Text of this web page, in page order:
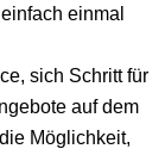
einmal
sich Schritt für
auf dem
Möglichkeit,